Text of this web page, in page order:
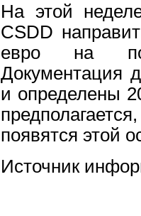
На этой
CSDD
евро на
Документация
и определены
появятся этой
Источник